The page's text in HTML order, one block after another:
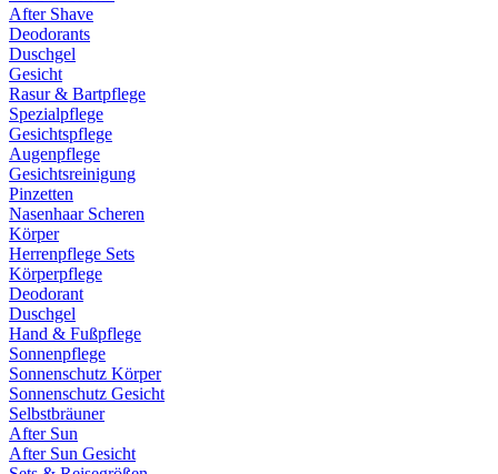
After Shave
Deodorants
Duschgel
Gesicht
Rasur & Bartpflege
Spezialpflege
Gesichtspflege
Augenpflege
Gesichtsreinigung
Pinzetten
Nasenhaar Scheren
Körper
Herrenpflege Sets
Körperpflege
Deodorant
Duschgel
Hand & Fußpflege
Sonnenpflege
Sonnenschutz Körper
Sonnenschutz Gesicht
Selbstbräuner
After Sun
After Sun Gesicht